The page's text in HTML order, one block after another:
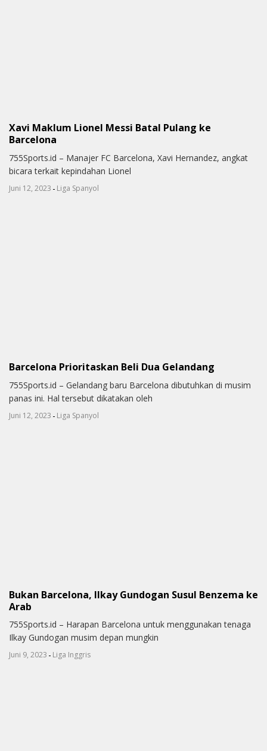
Xavi Maklum Lionel Messi Batal Pulang ke
Barcelona
755Sports.id – Manajer FC Barcelona, Xavi Hernandez, angkat
bicara terkait kepindahan Lionel
Juni 12, 2023 - Liga Spanyol
Barcelona Prioritaskan Beli Dua Gelandang
755Sports.id – Gelandang baru Barcelona dibutuhkan di musim
panas ini. Hal tersebut dikatakan oleh
Juni 12, 2023 - Liga Spanyol
Bukan Barcelona, Ilkay Gundogan Susul Benzema ke
Arab
755Sports.id – Harapan Barcelona untuk menggunakan tenaga
Ilkay Gundogan musim depan mungkin
Juni 9, 2023 - Liga Inggris